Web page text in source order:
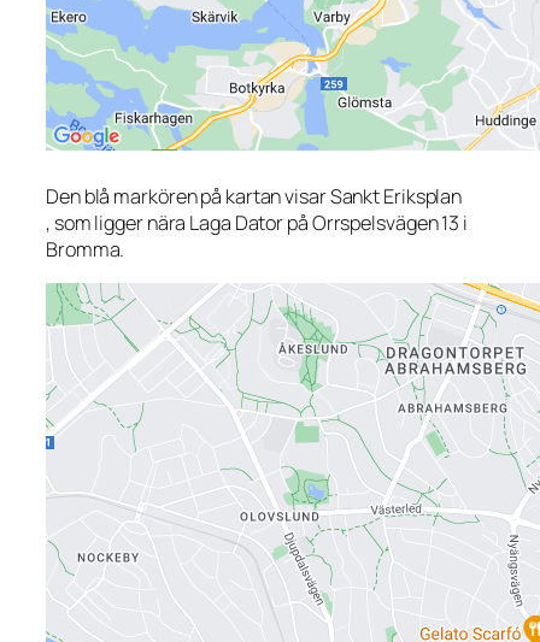
Den blå markören på kartan visar Sankt Eriksplan
, som ligger nära Laga Dator på Orrspelsvägen 13 i
Bromma.